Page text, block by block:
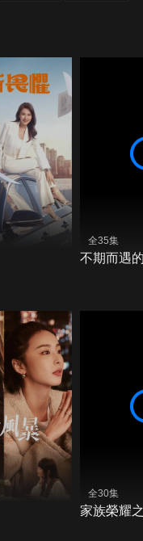
全35集
不期而遇
全30集
家族榮耀